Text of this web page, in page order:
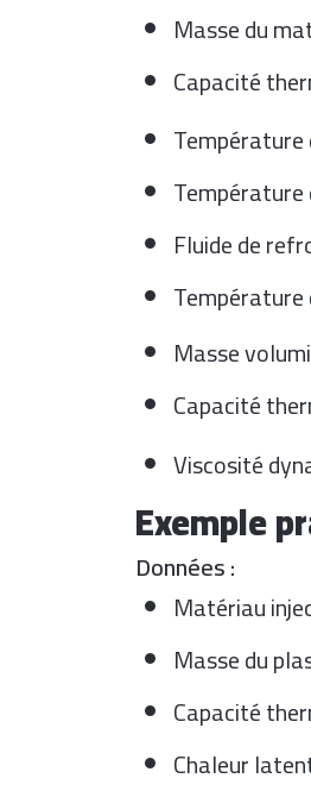
Masse du
Capacité
Température
Température
Fluide de
Température
Masse
Capacité
Viscosité
Exemple
Données :
Matériau
Masse du
Capacité
Chaleur